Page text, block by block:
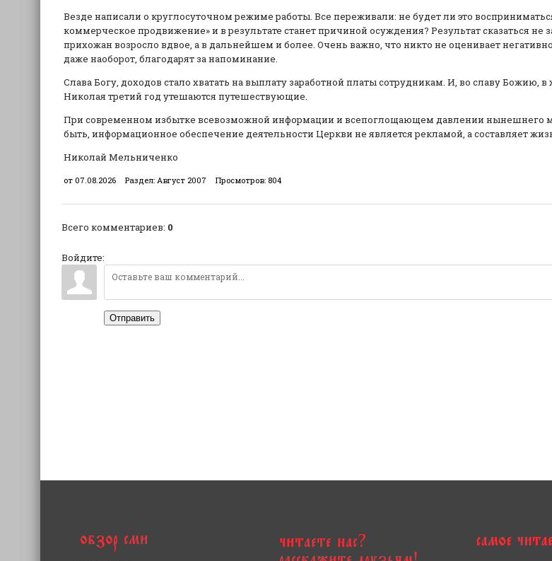
Везде написали о круглосуточном режиме работы. Все переживали: не будет ли это
коммерческое продвижение» и в результате станет причиной осуждения? Результат сказаться не
прихожан возросло вдвое, а в дальнейшем и более. Очень важно, что никто не оценивает
даже наоборот, благодарят за напоминание.
Слава Богу, доходов стало хватать на выплату заработной платы сотрудникам. И, во славу Божию,
Николая третий год утешаются путешествующие.
При современном избытке всевозможной информации и всепоглощающем давлении нынешнего
быть, информационное обеспечение деятельности Церкви не является рекламой, а составляет
Николай Мельниченко
от 07.08.2026 Раздел: Август 2007 Просмотров: 804
Всего комментариев: 0
Войдите:
Отправить